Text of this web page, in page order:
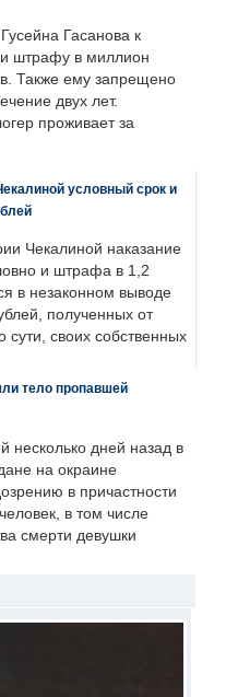
Гасанова к
штрафу в миллион
Также ему запрещено
двух лет.
проживает за
условный срок и
Чекалиной наказание
и штрафа в 1,2
в незаконном выводе
полученных от
своих собственных
тело пропавшей
несколько дней назад в
на окраине
в причастности
в том числе
смерти девушки